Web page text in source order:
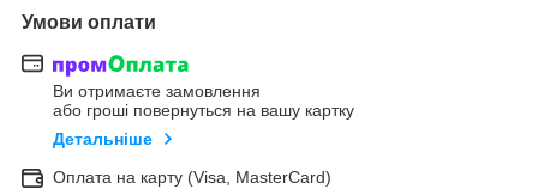
Умови оплати
Ви отримаєте замовлення
або гроші повернуться на вашу картку
Детальніше
Оплата на карту (Visa, MasterCard)